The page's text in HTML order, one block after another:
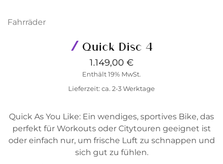
Fahrräder
Quick Disc 4
1.149,00 €
Enthält 19% MwSt.
Lieferzeit: ca. 2-3 Werktage
Quick As You Like: Ein wendiges, sportives Bike, das
perfekt für Workouts oder Citytouren geeignet ist
oder einfach nur, um frische Luft zu schnappen und
sich gut zu fühlen.